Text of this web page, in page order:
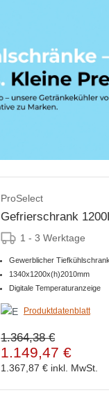
ProSelect
Gefrierschrank
1 - 3 Werktage
Gewerblicher Tiefkühlschrank
1340x1200x(h)2010mm
Digitale Temperaturanzeige
Produktdatenblatt
1.364,38 €
1.149,47 €
1.367,87 € inkl. MwSt.